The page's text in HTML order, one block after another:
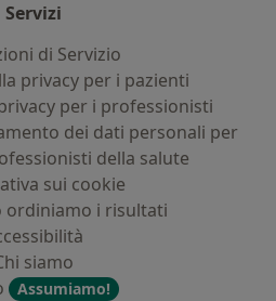
Servizi
di Servizio
privacy per i pazienti
per i professionisti
dei dati personali per
della salute
sui cookie
ordiniamo i risultati
siamo
Assumiamo!